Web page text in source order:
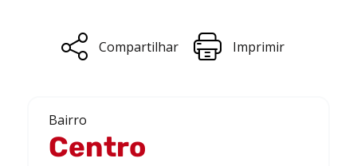
Compartilhar Imprimir
Bairro
Centro